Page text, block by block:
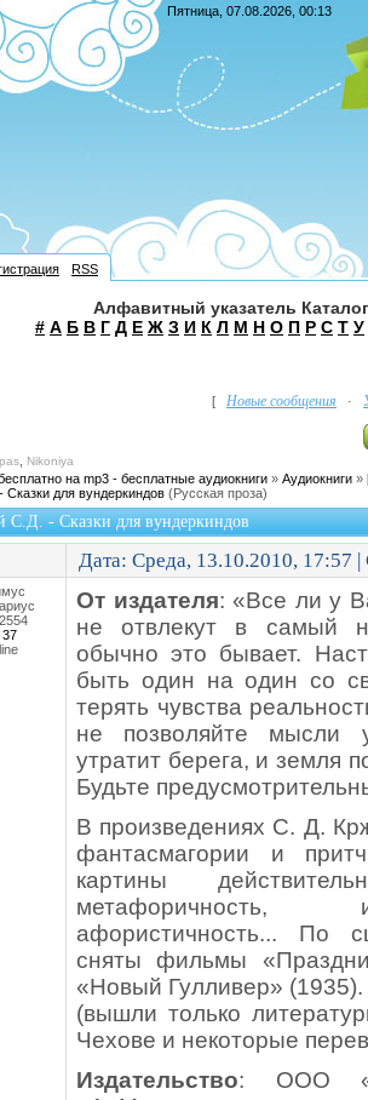
Пятница, 07.08.2026, 00:13
RSS
Алфавитный указатель
# А Б В Г Д Е Ж З И К Л М Н О П Р С Т У
[ Новые сообщения ·
pas Nikoniya
на mp3 - бесплатные аудиокниги » Аудиокниги »
для вундеркиндов (Русская проза)
С.Д. - Сказки для вундеркиндов
Дата: Среда, 13.10.2010, 17:57
2554
37
От издателя: «Все ли у
не отвлекут в самый
обычно это бывает.
быть один на один со
терять чувства
не позволяйте мысли
утратит берега, и земля
Будьте
В произведениях С. Д.
фантасмагории и
картины
метафоричность,
афористичность... По
сняты фильмы
«Новый Гулливер»
(вышли только
Чехове и некоторые
Издательство: ООО